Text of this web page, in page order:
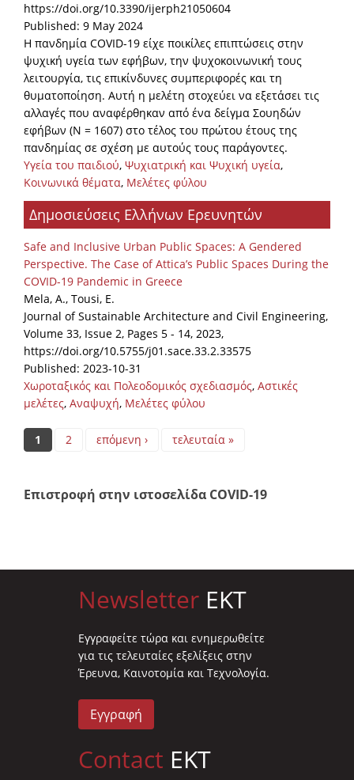
https://doi.org/10.3390/ijerph21050604
Published: 9 May 2024
Η πανδημία COVID-19 είχε ποικίλες επιπτώσεις στην
ψυχική υγεία των εφήβων, την ψυχοκοινωνική τους
λειτουργία, τις επικίνδυνες συμπεριφορές και τη
θυματοποίηση. Αυτή η μελέτη στοχεύει να εξετάσει τις
αλλαγές που αναφέρθηκαν από ένα δείγμα Σουηδών
εφήβων (N = 1607) στο τέλος του πρώτου έτους της
πανδημίας σε σχέση με αυτούς τους παράγοντες.
Υγεία του παιδιού, Ψυχιατρική και Ψυχική υγεία,
Κοινωνικά θέματα, Μελέτες φύλου
Δημοσιεύσεις Ελλήνων Ερευνητών
Safe and Inclusive Urban Public Spaces: A Gendered
Perspective. The Case of Attica’s Public Spaces During the
COVID-19 Pandemic in Greece
Mela, A., Tousi, E.
Journal of Sustainable Architecture and Civil Engineering,
Volume 33, Issue 2, Pages 5 - 14, 2023,
https://doi.org/10.5755/j01.sace.33.2.33575
Published: 2023-10-31
Χωροταξικός και Πολεοδομικός σχεδιασμός, Αστικές
μελέτες, Αναψυχή, Μελέτες φύλου
Pages
1 2 επόμενη › τελευταία »
Επιστροφή στην ιστοσελίδα COVID-19
Newsletter EKT
Eγγραφείτε τώρα και ενημερωθείτε
για τις τελευταίες εξελίξεις στην
Έρευνα, Καινοτομία και Τεχνολογία.
Εγγραφή
Contact EKT